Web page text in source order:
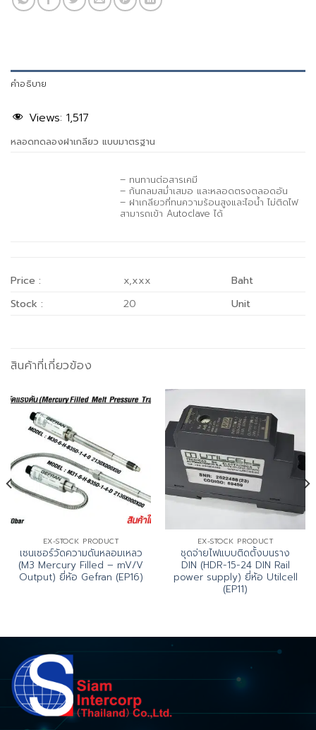
คำอธิบาย
Views: 1,517
หลอดทดลองฝาเกลียว แบบมาตรฐาน
– ทนทานต่อสารเคมี
– ก้นกลมสม่ำเสมอ และหลอดตรงตลอดอัน
– ฝาเกลียวที่ทนความร้อนสูงและไอน้ำ ไม่ติดไฟ
สามารถเข้า Autoclave ได้
Price : x,xxx
Baht
Stock :
20 Unit
สินค้าที่เกี่ยวข้อง
EX-STOCK PRODUCT
เซนเซอร์วัดความดันหลอมเหลว
(M3 Mercury Filled – mV/V
Output) ยี่ห้อ Gefran (EP16)
EX-STOCK PRODUCT
ชุดจ่ายไฟแบบติดตั้งบนราง
DIN (HDR-15-24 DIN Rail
power supply) ยี่ห้อ Utilcell
(EP11)